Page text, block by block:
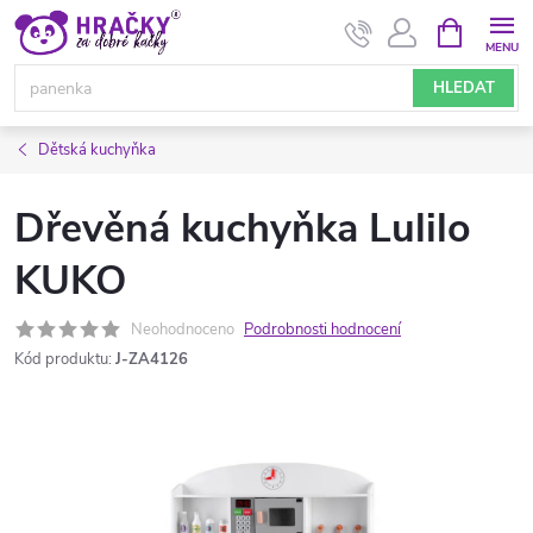
Přejít
obsah
HLEDAT
NÁKUPNÍ
KOŠÍK
Dětská kuchyňka
Dřevěná kuchyňka Lulilo
KUKO
Neohodnoceno Podrobnosti hodnocení
Kód produktu: J-ZA4126